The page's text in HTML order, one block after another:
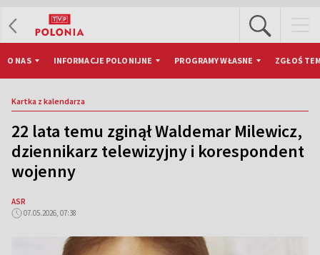
O NAS INFORMACJE POLONIJNE PROGRAMY WŁASNE ZGŁOŚ
Kartka z kalendarza
22 lata temu zginął Waldemar Milewicz,
dziennikarz telewizyjny i korespondent
wojenny
ASR
07.05.2026, 07:38